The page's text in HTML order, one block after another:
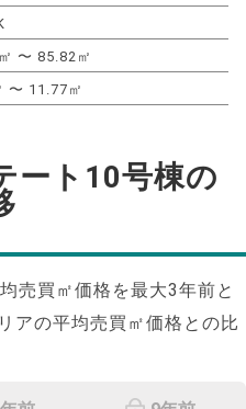
〜 85.82㎡
〜 11.77㎡
ート10号棟の
売買㎡価格を最大3年前と
アの平均売買㎡価格との比